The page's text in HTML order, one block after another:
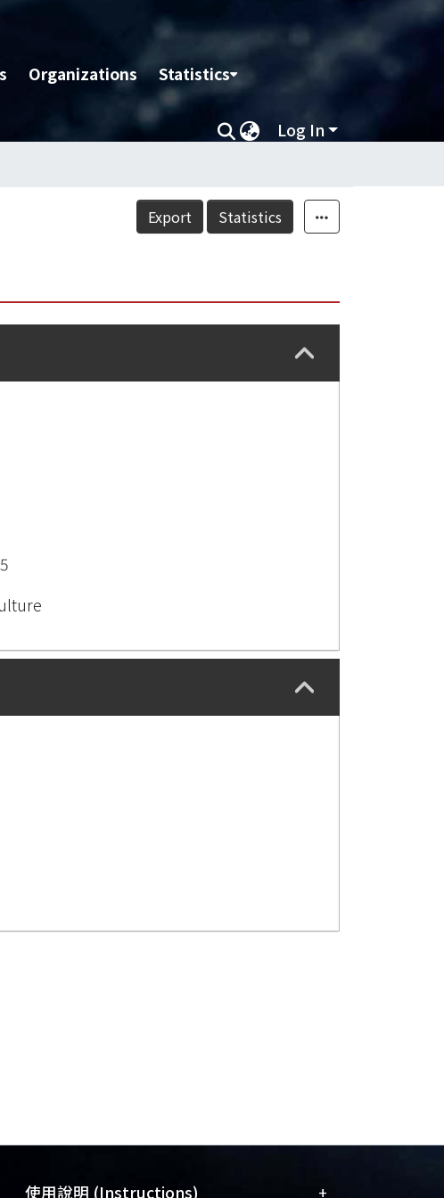
Organizations Statistics
Log In
Export Statistics
使用說明 (Instructions) +